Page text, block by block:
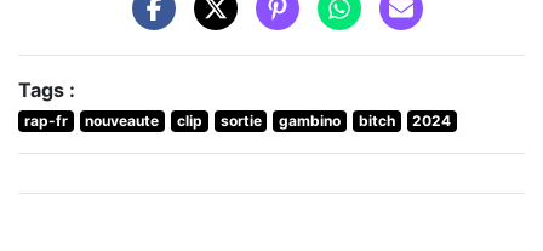
Tags :
rap-fr nouveaute clip sortie gambino bitch 2024